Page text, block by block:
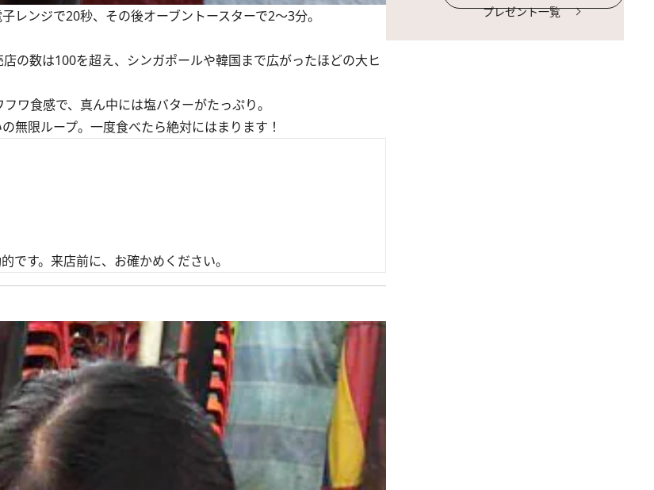
レンジで20秒、その後オーブントースターで2～3分。
の数は100を超え、シンガポールや韓国まで広がったほどの大ヒ
ワ食感で、真ん中には塩バターがたっぷり。
無限ループ。一度食べたら絶対にはまります！
す。来店前に、お確かめください。
プレゼント一覧